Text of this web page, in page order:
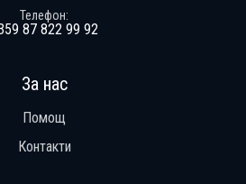
За нас
Помощ
Контакти
Телефон
87 822 99 92